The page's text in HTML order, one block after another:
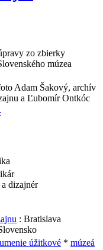
zo zbierky
múzea
Adam Šakový, archív
a Ľubomír Ontkóc
dizajnér
: Bratislava
umenie úžitkové * múzeá